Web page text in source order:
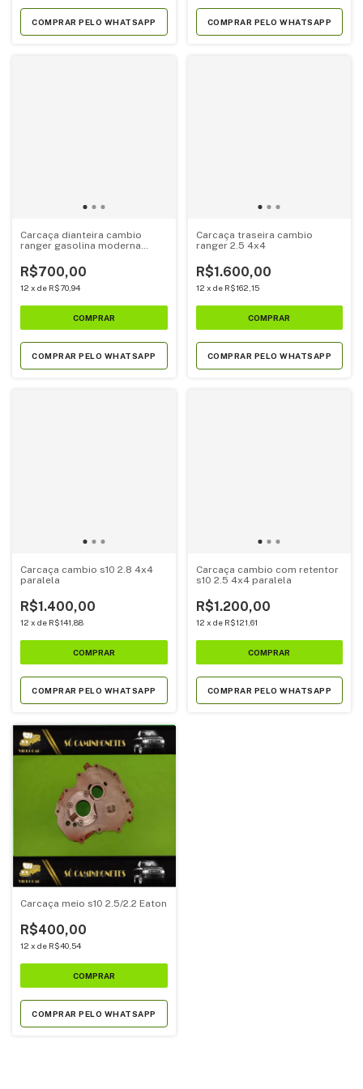
COMPRAR PELO WHATSAPP COMPRAR PELO WHATSAPP
Carcaça dianteira cambio
ranger gasolina moderna
R$700,00
12 x de R$70,94
COMPRAR PELO WHATSAPP
Carcaça traseira cambio
ranger 2.5 4x4
R$1.600,00
12 x de R$162,15
COMPRAR PELO WHATSAPP
Carcaça cambio s10 2.8 4x4
paralela
R$1.400,00
12 x de R$141,88
COMPRAR PELO WHATSAPP
Carcaça cambio com retentor
s10 2.5 4x4 paralela
R$1.200,00
12 x de R$121,61
COMPRAR PELO WHATSAPP
Carcaça meio s10 2.5/2.2 Eaton
R$400,00
12 x de R$40,54
COMPRAR PELO WHATSAPP